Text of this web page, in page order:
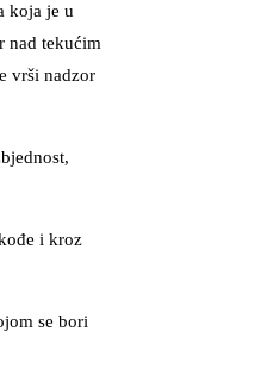
koja je u
nad tekućim
vrši nadzor
i kroz
se bori